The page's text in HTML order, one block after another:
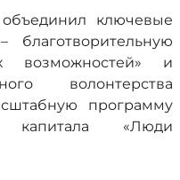
ключевые
благотворительную
возможностей» и
волонтерства
программу
капитала «Люди